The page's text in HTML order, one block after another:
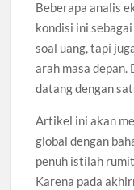
Beberapa analis
kondisi ini
soal uang, tapi
arah masa
datang dengan
Artikel ini akan
global dengan
penuh istilah
Karena pada